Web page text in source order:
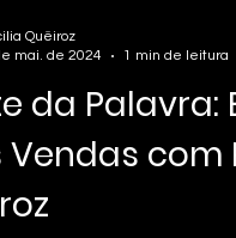
da Palavra:
Vendas com
Quëiroz
mai. de 2024
1 min de leitura